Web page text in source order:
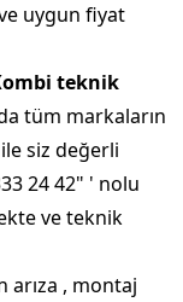
uygun fiyat
teknik
tüm markaların
siz değerli
24 42" ' nolu
ve teknik
arıza , montaj